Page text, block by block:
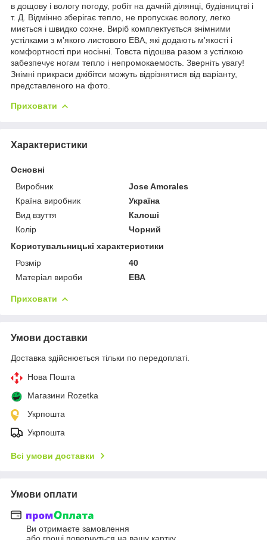
в дощову і вологу погоду, робіт на дачній ділянці, будівництві і
т. Д. Відмінно зберігає тепло, не пропускає вологу, легко
миється і швидко сохне. Виріб комплектується знімними
устілками з м'якого листового ЕВА, які додають м'якості і
комфортності при носінні. Товста підошва разом з устілкою
забезпечує ногам тепло і непромокаемость. Зверніть увагу!
Знімні прикраси джібітси можуть відрізнятися від варіанту,
представленого на фото.
Приховати
Характеристики
Основні
Виробник
Jose Amorales
Країна виробник
Україна
Вид взуття
Калоші
Колір
Чорний
Користувальницькі характеристики
Розмір
40
Матеріал вироби
ЕВА
Приховати
Умови доставки
Доставка здійснюється тільки по передоплаті.
Нова Пошта
Магазини Rozetka
Укрпошта
Укрпошта
Всі умови доставки
Умови оплати
Ви отримаєте замовлення